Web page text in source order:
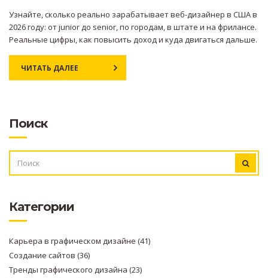
Узнайте, сколько реально зарабатывает веб-дизайнер в США в
2026 году: от junior до senior, по городам, в штате и на фрилансе.
Реальные цифры, как повысить доход и куда двигаться дальше.
ЧИТАТЬ ДАЛЕЕ
Поиск
Категории
Карьера в графическом дизайне (41)
Создание сайтов (36)
Тренды графического дизайна (23)